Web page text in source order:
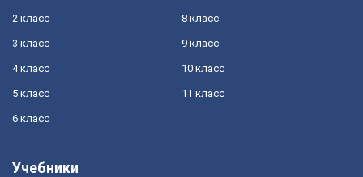
2 класс
3 класс
4 класс
5 класс
6 класс
8 класс
9 класс
10 класс
11 класс
Учебники